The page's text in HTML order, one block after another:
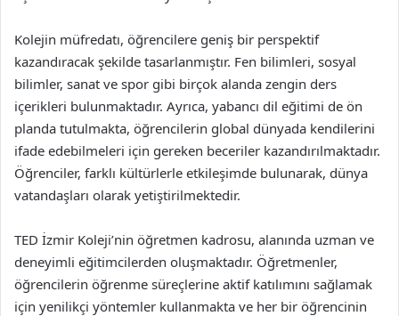
Kolejin müfredatı, öğrencilere geniş bir perspektif
kazandıracak şekilde tasarlanmıştır. Fen bilimleri, sosyal
bilimler, sanat ve spor gibi birçok alanda zengin ders
içerikleri bulunmaktadır. Ayrıca, yabancı dil eğitimi de ön
planda tutulmakta, öğrencilerin global dünyada kendilerini
ifade edebilmeleri için gereken beceriler kazandırılmaktadır.
Öğrenciler, farklı kültürlerle etkileşimde bulunarak, dünya
vatandaşları olarak yetiştirilmektedir.
TED İzmir Koleji’nin öğretmen kadrosu, alanında uzman ve
deneyimli eğitimcilerden oluşmaktadır. Öğretmenler,
öğrencilerin öğrenme süreçlerine aktif katılımını sağlamak
için yenilikçi yöntemler kullanmakta ve her bir öğrencinin